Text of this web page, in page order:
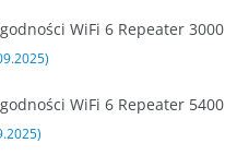
WiFi 6 Repeater 3000
WiFi 6 Repeater 5400